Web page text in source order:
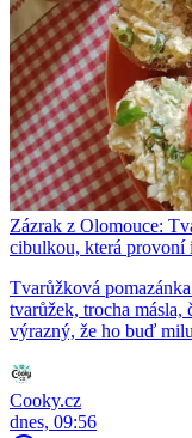
Zázrak z Olomouce:
cibulkou, která provoní
Tvarůžková
tvarůžek, trocha
výrazný, že ho buď
Cooky.cz
dnes, 09:56